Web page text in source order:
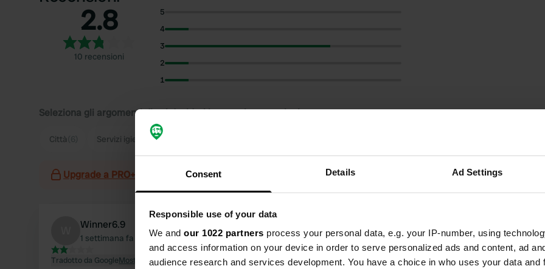
Consent Details Ad Settings
Responsible use of your data
We and our 1022 partners process your personal data, e.g. your IP-number, using
and access information on your device in order to serve personalized ads and content, ad
audience research and services development. You have a choice in who uses your data and
2.8
10 recensioni
5
4
3
2
1
Seleziona gli argomenti di cui desideri leggere le recensioni:
Città Servizi igienici (3)
Upgrade a PRO+ per l'utilizzo dei filtri nelle recensioni
Winner6.9
1 settimana fa
Tradotto da GoogleMostra originale
D
lug 2026
8-9 luglio 2026 Un campeggio un po' squallido